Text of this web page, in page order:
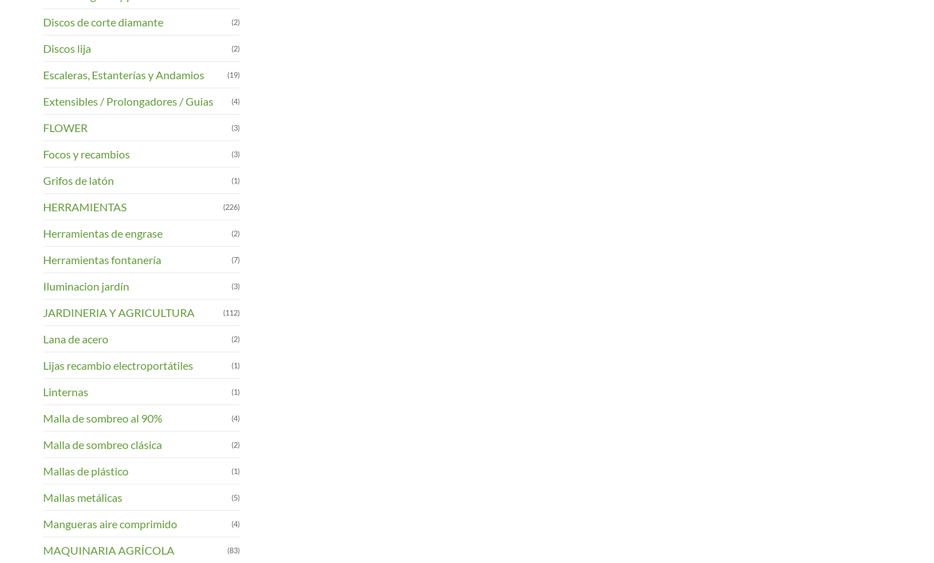
Discos de corte diamante (2)
Discos lija (2)
Escaleras, Estanterías y Andamios (19)
Extensibles / Prolongadores / Guias (4)
FLOWER (3)
Focos y recambios (3)
Grifos de latón (1)
HERRAMIENTAS (226)
Herramientas de engrase (2)
Herramientas fontanería (7)
Iluminacion jardín (3)
JARDINERIA Y AGRICULTURA (112)
Lana de acero (2)
Lijas recambio electroportátiles (1)
Linternas (1)
Malla de sombreo al 90% (4)
Malla de sombreo clásica (2)
Mallas de plástico (1)
Mallas metálicas (5)
Mangueras aire comprimido (4)
MAQUINARIA AGRÍCOLA (83)